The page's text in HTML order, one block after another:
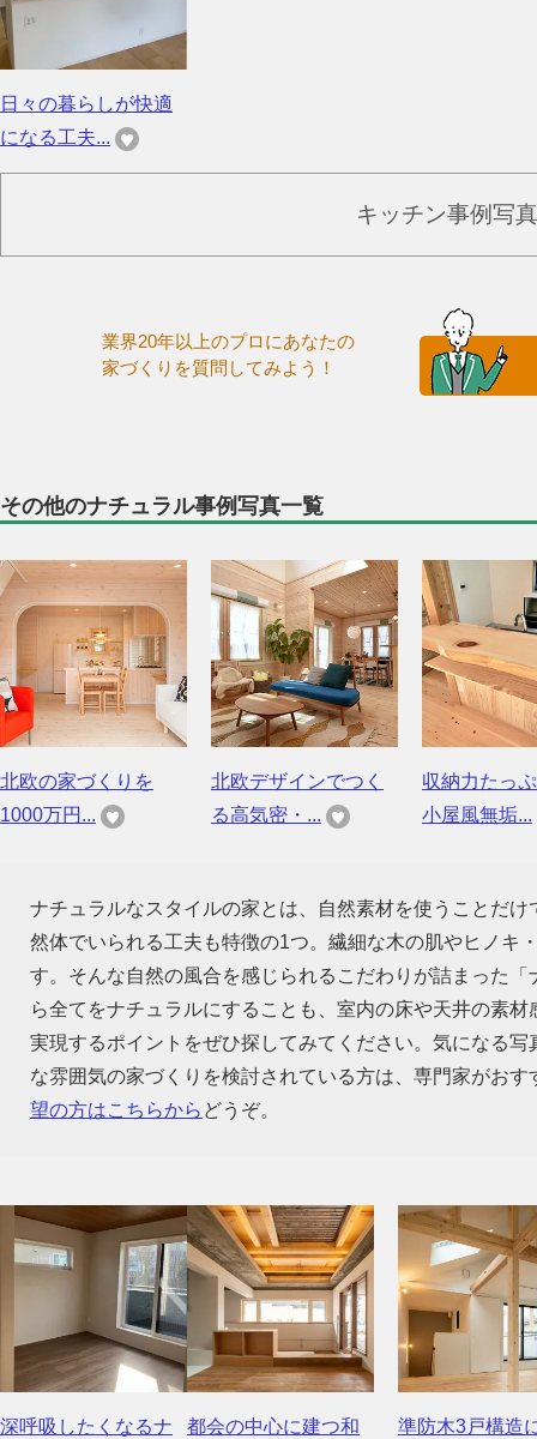
日々の暮らしが快適
になる工夫...
キッチン事例写
業界20年以上のプロにあなたの
家づくりを質問してみよう！
その他のナチュラル事例写真一覧
北欧の家づくりを
1000万円...
北欧デザインでつく
る高気密・...
収納力たっ
小屋風無垢...
ナチュラルなスタイルの家とは、自然素材を使うことだ
然体でいられる工夫も特徴の1つ。繊細な木の肌やヒノキ
す。そんな自然の風合を感じられるこだわりが詰まった
ら全てをナチュラルにすることも、室内の床や天井の素
実現するポイントをぜひ探してみてください。気になる
な雰囲気の家づくりを検討されている方は、専門家がお
望の方はこちらから どうぞ。
深呼吸したくなるナ
都会の中心に建つ和
準防木3戸構造